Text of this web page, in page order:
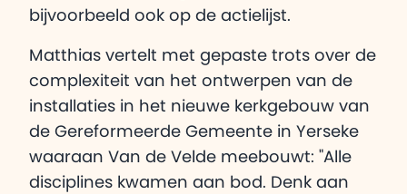
bijvoorbeeld ook op de actielijst.
Matthias vertelt met gepaste trots over de
complexiteit van het ontwerpen van de
installaties in het nieuwe kerkgebouw van
de Gereformeerde Gemeente in Yerseke
waaraan Van de Velde meebouwt: "Alle
disciplines kwamen aan bod. Denk aan